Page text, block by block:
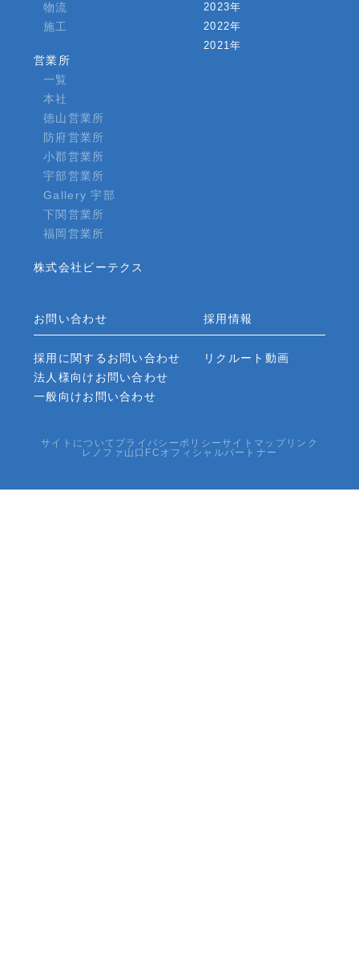
物流
施工
営業所
一覧
本社
徳山営業所
防府営業所
小郡営業所
宇部営業所
Gallery 宇部
下関営業所
福岡営業所
株式会社ビーテクス
2023年
2022年
2021年
お問い合わせ
採用に関するお問い合わせ
法人様向けお問い合わせ
一般向けお問い合わせ
採用情報
リクルート動画
サイトについて プライバシーポリシーサイトマップ リンク
レノファ山口FCオフィシャルパートナー